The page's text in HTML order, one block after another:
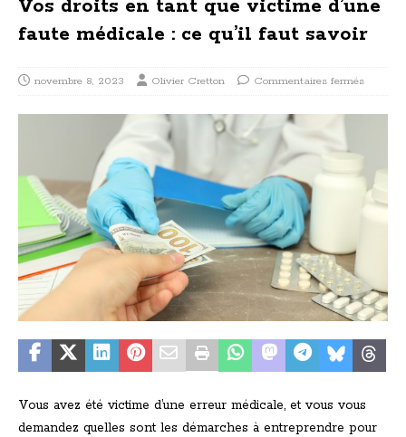
Vos droits en tant que victime d’une
faute médicale : ce qu’il faut savoir
novembre 8, 2023 Olivier Cretton Commentaires fermés
Vous avez été victime d’une erreur médicale, et vous vous
demandez quelles sont les démarches à entreprendre pour